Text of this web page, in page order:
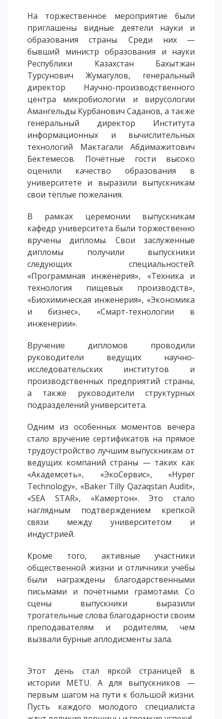
Второе высшее
Очное с применением дистанционных технологий
ОПЛАТИТЬ ОБУЧЕНИЕ
На торжественное мероприятие были
приглашены видные деятели науки и
образования страны. Среди них —
бывший министр образования и науки
Республики Казахстан Бахытжан
Турсунович Жумагулов, генеральный
директор Научно-производственного
центра микробиологии и вирусологии
Амангельды Курбанович Саданов, а также
генеральный директор Института
информационных и вычислительных
технологий Мактагали Абдимажитович
Бектемесов. Почётные гости высоко
оценили качество образования в
университете и выразили выпускникам
свои тёплые пожелания.
В рамках церемонии выпускникам
кафедр университета были торжественно
вручены дипломы. Свои заслуженные
дипломы получили выпускники
следующих специальностей:
«Программная инженерия», «Техника и
технология пищевых производств»,
«Биохимическая инженерия», «Экономика
и бизнес», «Смарт-технологии в
инженерии».
Вручение дипломов проводили
руководители ведущих научно-
исследовательских институтов и
производственных предприятий страны,
а также руководители структурных
подразделений университета.
Одним из особенных моментов вечера
стало вручение сертификатов на прямое
трудоустройство лучшим выпускникам от
ведущих компаний страны — таких как
«Академсеть», «ЭкоСервис», «Hyper
Technology», «Baker Tilly Qazaqstan Audit»,
«SEA STAR», «Камертон». Это стало
наглядным подтверждением крепкой
связи между университетом и
индустрией.
Кроме того, активные участники
общественной жизни и отличники учёбы
были награждены благодарственными
письмами и почётными грамотами. Со
сцены выпускники выразили
трогательные слова благодарности своим
преподавателям и родителям, чем
вызвали бурные аплодисменты зала.
Этот день стал яркой страницей в
истории METU. А для выпускников —
первым шагом на пути к большой жизни.
Пусть каждого молодого специалиста